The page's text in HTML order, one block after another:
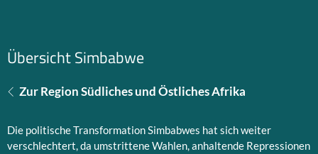
Übersicht Simbabwe
Zur Region Südliches und Östliches Afrika
Die politische Transformation Simbabwes hat sich weiter
verschlechtert, da umstrittene Wahlen, anhaltende Repressionen